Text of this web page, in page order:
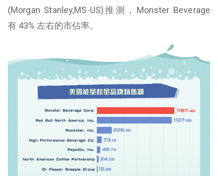
(Morgan Stanley,MS-US)推測，Monster Beverage
有 43% 左右的市佔率。